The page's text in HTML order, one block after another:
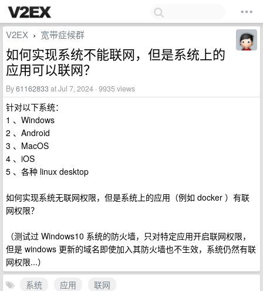
V2EX › 宽带症候群
如何实现系统不能联网，但是系统上的
应用可以联网？
By61162833at Jul 7, 2024 · 9935 views
针对以下系统：
1 、Windows
2 、Android
3 、MacOS
4 、iOS
5 、各种 linux desktop
如何实现系统无联网权限，但是系统上的应用（例如 docker ）有联
网权限？
（测试过 Windows10 系统的防火墙，只对特定应用开启联网权限，
但是 windows 更新的域名即使加入其防火墙也不生效，系统仍然有联
网权限...）
系统
应用
联网